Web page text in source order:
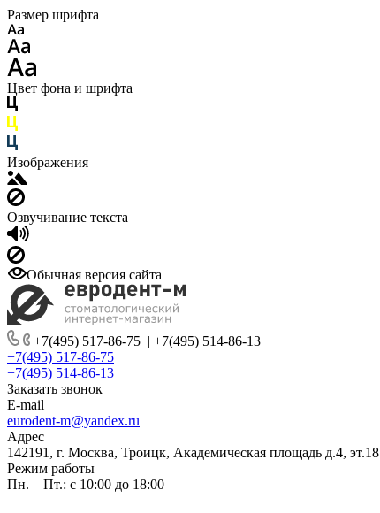
Размер шрифта
Цвет фона и шрифта
Изображения
Озвучивание текста
Обычная версия сайта
+7(495) 517-86-75 | +7(495) 514-86-13
+7(495) 517-86-75
+7(495) 514-86-13
Заказать звонок
E-mail
eurodent-m@yandex.ru
Адрес
142191, г. Москва, Троицк, Академическая площадь д.4, эт.18
Режим работы
Пн. – Пт.: с 10:00 до 18:00